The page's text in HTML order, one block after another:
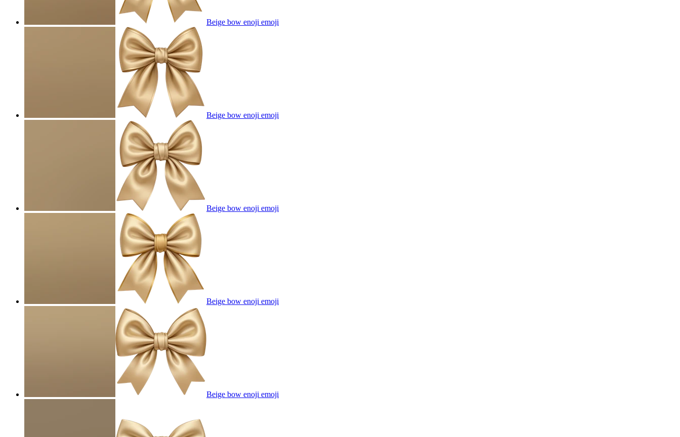
Beige bow enoji emoji
Beige bow enoji emoji
Beige bow enoji emoji
Beige bow enoji emoji
Beige bow enoji emoji